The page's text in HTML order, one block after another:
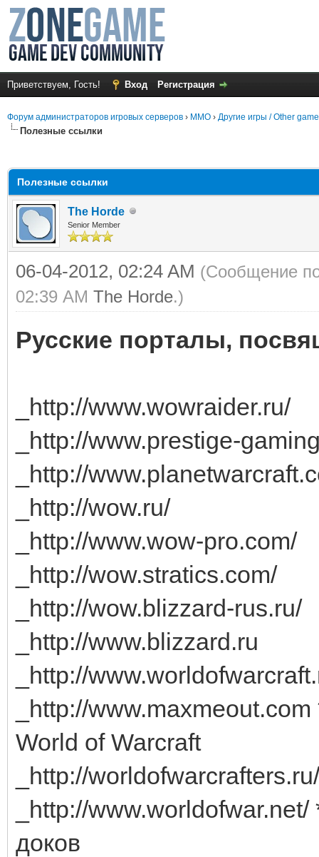
Приветствуем, Гость! Вход Регистрация
Форум администраторов игровых серверов › MMO › Другие игры / Other
Полезные ссылки
Полезные ссылки
The Horde
Senior Member
06-04-2012, 02:24 AM (Сообщение
02:39 AM The Horde.)
Русские порталы,
_http://www.wowraider.ru/
_http://www.prestige-
_http://
_http://wow.ru/
_http://www.wow-pro.com/
_http://wow.stratics.com/
_http://wow.blizzard-rus.ru/
_http://www.blizzard.ru
_http://
_http://
World of Warcraft
_http://worldofwarcrafters.ru/
_http://
доков